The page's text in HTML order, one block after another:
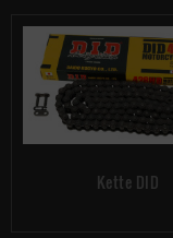
Kette DID